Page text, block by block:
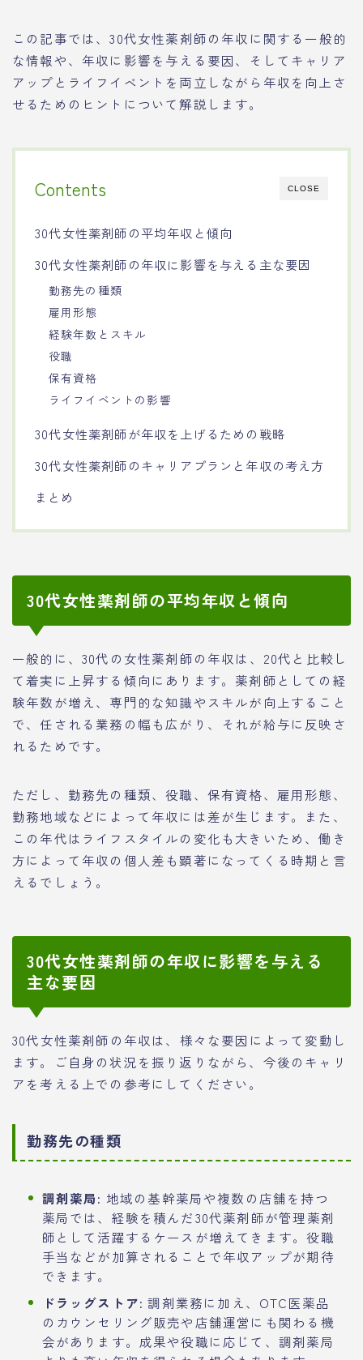
この記事では、30代女性薬剤師の年収に関する一般的
な情報や、年収に影響を与える要因、そしてキャリア
アップとライフイベントを両立しながら年収を向上さ
せるためのヒントについて解説します。
CLOSE
Contents
30代女性薬剤師の平均年収と傾向
30代女性薬剤師の年収に影響を与える主な要因
勤務先の種類
雇用形態
経験年数とスキル
役職
保有資格
ライフイベントの影響
30代女性薬剤師が年収を上げるための戦略
30代女性薬剤師のキャリアプランと年収の考え方
まとめ
30代女性薬剤師の平均年収と傾向
一般的に、30代の女性薬剤師の年収は、20代と比較し
て着実に上昇する傾向にあります。薬剤師としての経
験年数が増え、専門的な知識やスキルが向上すること
で、任される業務の幅も広がり、それが給与に反映さ
れるためです。
ただし、勤務先の種類、役職、保有資格、雇用形態、
勤務地域などによって年収には差が生じます。また、
この年代はライフスタイルの変化も大きいため、働き
方によって年収の個人差も顕著になってくる時期と言
えるでしょう。
30代女性薬剤師の年収に影響を与える
主な要因
30代女性薬剤師の年収は、様々な要因によって変動し
ます。ご自身の状況を振り返りながら、今後のキャリ
アを考える上での参考にしてください。
勤務先の種類
調剤薬局: 地域の基幹薬局や複数の店舗を持つ
薬局では、経験を積んだ30代薬剤師が管理薬剤
師として活躍するケースが増えてきます。役職
手当などが加算されることで年収アップが期待
できます。
ドラッグストア: 調剤業務に加え、OTC医薬品
のカウンセリング販売や店舗運営にも関わる機
会があります。成果や役職に応じて、調剤薬局